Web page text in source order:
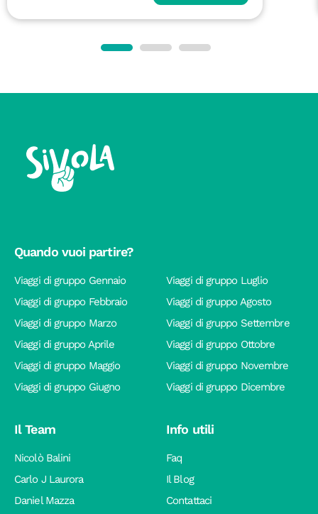
Quando vuoi partire?
Viaggi di gruppo Gennaio
Viaggi di gruppo Febbraio
Viaggi di gruppo Marzo
Viaggi di gruppo Aprile
Viaggi di gruppo Maggio
Viaggi di gruppo Giugno
Viaggi di gruppo Luglio
Viaggi di gruppo Agosto
Viaggi di gruppo Settembre
Viaggi di gruppo Ottobre
Viaggi di gruppo Novembre
Viaggi di gruppo Dicembre
Il Team
Nicolò Balini
Carlo J Laurora
Daniel Mazza
Info utili
Faq
Il Blog
Contattaci